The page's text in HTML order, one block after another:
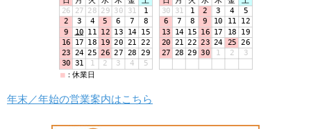
年末／年始の営業案内はこちら